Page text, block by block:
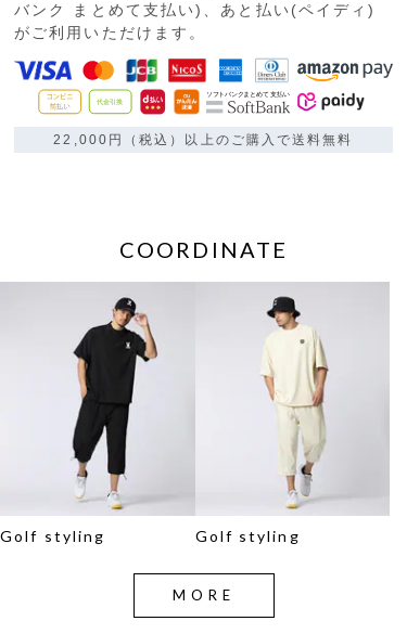
バンク まとめて支払い)、あと払い(ペイディ)
がご利用いただけます。
22,000円（税込）以上のご購入で送料無料
COORDINATE
Golf styling Golf styling
MORE